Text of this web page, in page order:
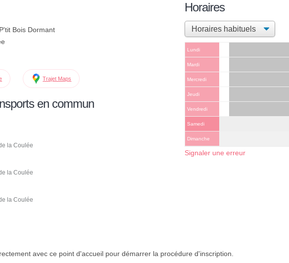
Bois Dormant
Trajet Maps
en commun
la Coulée
la Coulée
la Coulée
Horaires
Lundi
Mardi
Mercredi
Jeudi
Vendredi
Samedi
Dimanche
Signaler une erreur
avec ce point d'accueil pour démarrer la procédure d'inscription.